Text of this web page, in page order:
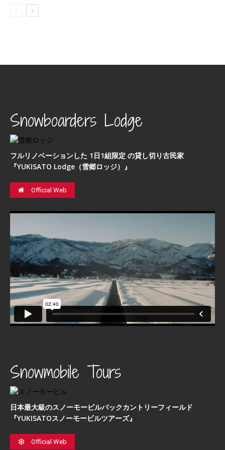
Snowboarders Lodge
フルリノベーションした 1日1組限定 の貸し切り古民家
『YUKISATO Lodge（雪郷ロッジ）』
Official Web
Snowmobile Tours
日本最⼤級のスノーモービルバックカントリーフィールド
『YUKISATOスノーモービルツアーズ』
Official Web